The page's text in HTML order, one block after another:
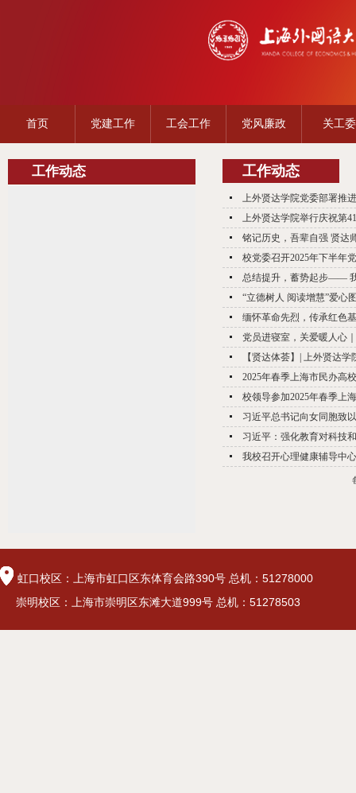
首页 党建工作 工会工作 党风廉政 关工委
工作动态 工作动态
上外贤达学院党委部署推
上外贤达学院举行庆祝第
铭记历史，吾辈自强 贤达
校党委召开2025年下半年
总结提升，蓄势起步——
“立德树人 阅读增慧”爱心
缅怀革命先烈，传承红色
党员进寝室，关爱暖人心
【贤达体荟】| 上外贤达
2025年春季上海市民办高
校领导参加2025年春季上
习近平总书记向女同胞致
习近平：强化教育对科技
我校召开心理健康辅导中
虹口校区：上海市虹口区东体育会路390号 总机：51278000
崇明校区：上海市崇明区东滩大道999号 总机：51278503